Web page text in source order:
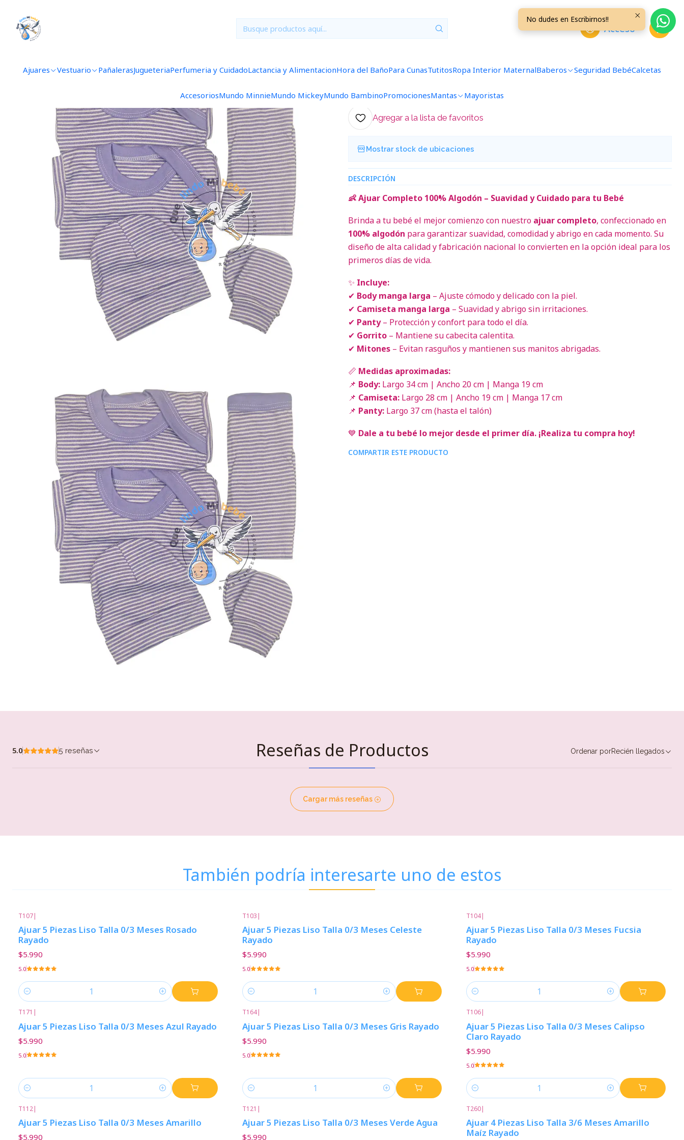
Acceso
Ajuares Vestuario PañalerasJugueteriaPerfumeria y CuidadoLactancia y AlimentacionHora del BañoPara CunasTutitosRopa Interior MaternalBaberos Seguridad BebéCalcetas
AccesoriosMundo MinnieMundo MickeyMundo BambinoPromocionesMantas Mayoristas
Rayado
5.0 5 reseñas
Agregar a la lista de favoritos
Mostrar stock de ubicaciones
DESCRIPCIÓN
👶 Ajuar Completo 100% Algodón – Suavidad y Cuidado para tu Bebé
Brinda a tu bebé el mejor comienzo con nuestro ajuar completo, confeccionado en
100% algodón para garantizar suavidad, comodidad y abrigo en cada momento. Su
diseño de alta calidad y fabricación nacional lo convierten en la opción ideal para los
primeros días de vida.
✨ Incluye:
✔ Body manga larga – Ajuste cómodo y delicado con la piel.
✔ Camiseta manga larga – Suavidad y abrigo sin irritaciones.
✔ Panty– Protección y confort para todo el día.
✔ Gorrito – Mantiene su cabecita calentita.
✔ Mitones – Evitan rasguños y mantienen sus manitos abrigadas.
📏 Medidas aproximadas:
📌 Body: Largo 34 cm | Ancho 20 cm | Manga 19 cm
📌 Camiseta: Largo 28 cm | Ancho 19 cm | Manga 17 cm
📌 Panty: Largo 37 cm (hasta el talón)
💙 Dale a tu bebé lo mejor desde el primer día. ¡Realiza tu compra hoy!
COMPARTIR ESTE PRODUCTO
Reseñas de Productos
5.0 5 reseñas Ordenar porRecién llegados
Cargar más reseñas
También podría interesarte uno de estos
T107|
Ajuar 5 Piezas Liso Talla 0/3 Meses Rosado
Rayado
$5.990
5.0
Cantidad
T103 |
Ajuar 5 Piezas Liso Talla 0/3 Meses Celeste
Rayado
$5.990
5.0
Cantidad
T104|
Ajuar 5 Piezas Liso Talla 0/3 Meses Fucsia
Rayado
$5.990
5.0
Cantidad
T171 |
Ajuar 5 Piezas Liso Talla 0/3 Meses Azul Rayado
$5.990
5.0
Cantidad
T164|
Ajuar 5 Piezas Liso Talla 0/3 Meses Gris Rayado
$5.990
5.0
Cantidad
T106|
Ajuar 5 Piezas Liso Talla 0/3 Meses Calipso
Claro Rayado
$5.990
5.0
Cantidad
T112|
Ajuar 5 Piezas Liso Talla 0/3 Meses Amarillo
$5.990
T121 |
Ajuar 5 Piezas Liso Talla 0/3 Meses Verde Agua
$5.990
T260|
Ajuar 4 Piezas Liso Talla 3/6 Meses Amarillo
Maíz Rayado
No dudes en Escribirnos!!